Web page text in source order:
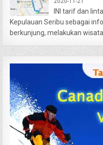
INI tarif dan
Kepulauan Seribu sebagai
berkunjung, melakukan